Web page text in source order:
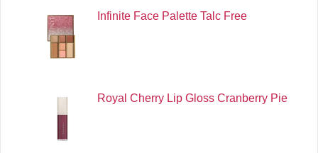
Infinite Face Palette Talc Free
Royal Cherry Lip Gloss Cranberry Pie